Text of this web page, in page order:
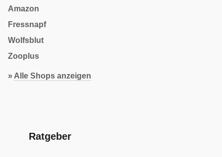
Amazon
Fressnapf
Wolfsblut
Zooplus
» Alle Shops anzeigen
Ratgeber